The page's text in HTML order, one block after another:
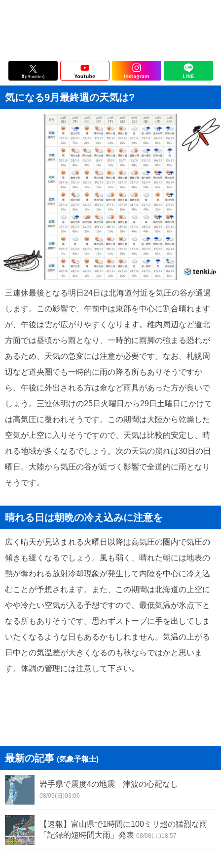
気になる9月最終週の天気は?
三連休最後となる明日24日は北海道付近を気圧の谷が通過
します。この影響で、午前中は東部を中心に割合晴れます
が、午後は雲が広がりやすくなります。稚内周辺など道北
方面では昼頃から雨となり、一時的に雨脚の強まる恐れが
あるため、天気の急変には注意が必要です。なお、札幌周
辺など道央圏でも一時的に雨の降る所もありそうですか
ら、午後に外出される方は傘など雨具があった方が良いで
しょう。三連休明けの25日火曜日から29日土曜日にかけて
は高気圧に覆われそうです。この期間は大陸から乾燥した
空気が上空に入りそうですので、天気は比較的安定し、晴
れる地域が多くなるでしょう。次の天気の崩れは30日の日
曜日。大陸から気圧の谷が近づく影響で全道的に雨となり
そうです。
晴れる日は朝晩の冷え込みに注意を
広く晴天が見込まれる火曜日以降は高気圧の圏内で気圧の
傾きも緩くなるでしょう。風も弱く、晴れた朝には地表の
熱が奪われる放射冷却現象が発生して内陸を中心に冷え込
むことが予想されます。また、この期間は北海道の上空に
やや冷たい空気が入る予想ですので、最低気温が氷点下と
なる所もありそうです。思わずストーブに手を出してしま
いたくなるような日もあるかもしれません。気温の上がる
日中との気温差が大きくなるのも秋ならではかと思いま
す。体調の管理には注意して下さい。
最新の記事 (気象予報士)
岩手県で震度4の地震 津波の心配なし
08/09(日)03:06
【速報】富山県で1時間に100ミリ超の猛烈な雨
「記録的短時間大雨」発表 08/08(土)18:57